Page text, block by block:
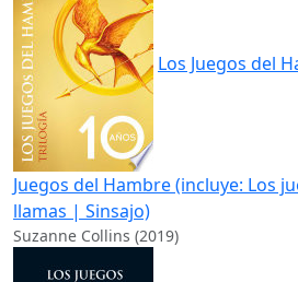
Los Juegos del
Juegos del Hambre (incluye: Los
llamas | Sinsajo)
Suzanne Collins (2019)